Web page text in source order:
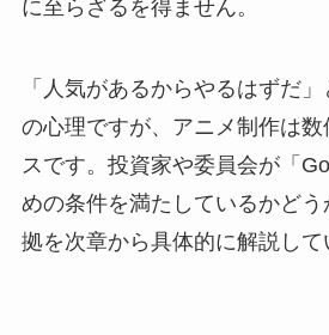
に至らざるを得ません。
「人気があるからやるはずだ
の心理ですが、アニメ制作は
スです。投資家や委員会が「
めの条件を満たしているかど
拠を次章から具体的に解説して